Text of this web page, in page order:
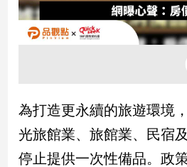
品
觀
政
治
焦
為打造更永續的旅遊環境
光旅館業、旅館業、民宿
停止提供一次性備品。政